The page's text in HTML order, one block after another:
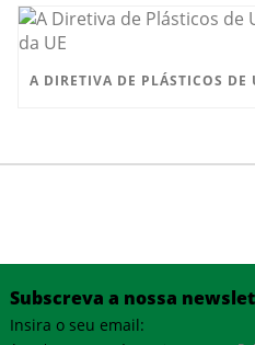
Subscreva a nossa
Insira o seu email: